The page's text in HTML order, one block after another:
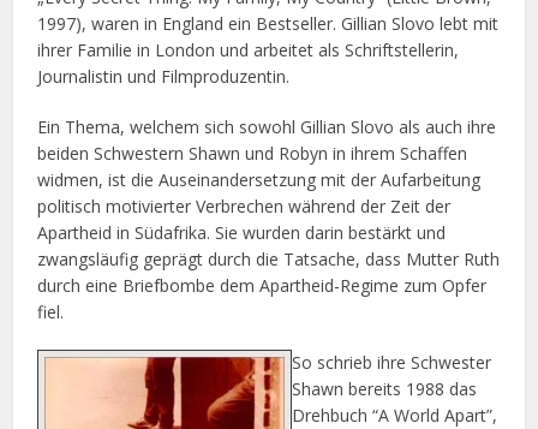
1997), waren in England ein Bestseller. Gillian Slovo lebt mit
ihrer Familie in London und arbeitet als Schriftstellerin,
Journalistin und Filmproduzentin.
Ein Thema, welchem sich sowohl Gillian Slovo als auch ihre
beiden Schwestern Shawn und Robyn in ihrem Schaffen
widmen, ist die Auseinandersetzung mit der Aufarbeitung
politisch motivierter Verbrechen während der Zeit der
Apartheid in Südafrika. Sie wurden darin bestärkt und
zwangsläufig geprägt durch die Tatsache, dass Mutter Ruth
durch eine Briefbombe dem Apartheid-Regime zum Opfer
fiel.
So schrieb ihre Schwester
Shawn bereits 1988 das
Drehbuch “A World Apart”,